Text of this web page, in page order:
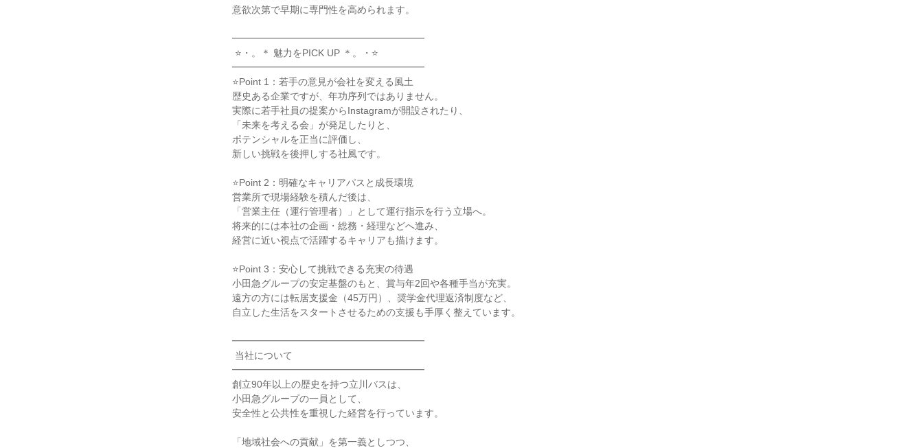
意欲次第で早期に専門性を高められます。
━━━━━━━━━━━━━━━━━━━━
━━━━━━━━━━━━━━━━━━━━
⭐Point 1：若手の意見が会社を変える風土
歴史ある企業ですが、年功序列ではありません。
実際に若手社員の提案からInstagramが開設されたり、
「未来を考える会」が発足したりと、
ポテンシャルを正当に評価し、
新しい挑戦を後押しする社風です。
⭐Point 2：明確なキャリアパスと成長環境
営業所で現場経験を積んだ後は、
「営業主任（運行管理者）」として運行指示を行う立場へ。
将来的には本社の企画・総務・経理などへ進み、
経営に近い視点で活躍するキャリアも描けます。
⭐Point 3：安心して挑戦できる充実の待遇
小田急グループの安定基盤のもと、賞与年2回や各種手当が充実。
遠方の方には転居支援金（45万円）、奨学金代理返済制度など、
自立した生活をスタートさせるための支援も手厚く整えています。
━━━━━━━━━━━━━━━━━━━━
━━━━━━━━━━━━━━━━━━━━
創立90年以上の歴史を持つ立川バスは、
小田急グループの一員として、
安全性と公共性を重視した経営を行っています。
「地域社会への貢献」を第一義としつつ、